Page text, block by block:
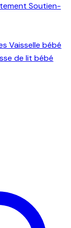
Soutien-
Vaisselle bébé
de lit bébé